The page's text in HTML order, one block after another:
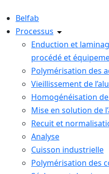
Belfab
Processus
Enduction et
procédé et
Polymérisation des
Vieillissement de
Homogénéisation
Mise en solution de
Recuit et
Analyse
Cuisson industrielle
Polymérisation des